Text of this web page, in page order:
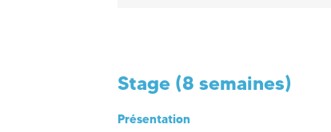
Stage (8 semaines)
Présentation